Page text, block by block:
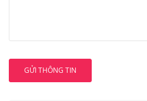
GỬI THÔNG TIN